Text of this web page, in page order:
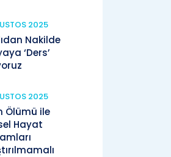
2025
Nakilde
‘Ders’
2025
Ölümü ile
Hayat